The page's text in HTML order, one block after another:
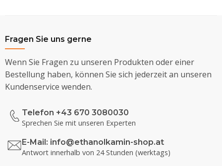
Fragen Sie uns gerne
Wenn Sie Fragen zu unseren Produkten oder einer
Bestellung haben, können Sie sich jederzeit an unseren
Kundenservice wenden.
Telefon +43 670 3080030
Sprechen Sie mit unseren Experten
E-Mail: info@ethanolkamin-shop.at
Antwort innerhalb von 24 Stunden (werktags)